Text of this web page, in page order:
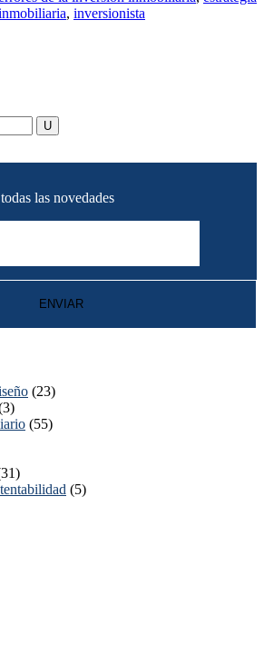
, inversionista
las novedades
(23)
(55)
(5)